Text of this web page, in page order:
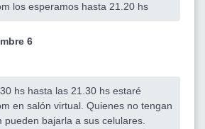
los esperamos hasta 21.20 hs
6
hs hasta las 21.30 hs estaré
en salón virtual. Quienes no tengan
pueden bajarla a sus celulares.